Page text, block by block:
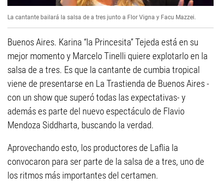
La cantante bailará la salsa de a tres junto a Flor Vigna y Facu Mazzei.
Buenos Aires. Karina “la Princesita” Tejeda está en su
mejor momento y Marcelo Tinelli quiere explotarlo en la
salsa de a tres. Es que la cantante de cumbia tropical
viene de presentarse en La Trastienda de Buenos Aires -
con un show que superó todas las expectativas- y
además es parte del nuevo espectáculo de Flavio
Mendoza Siddharta, buscando la verdad.
Aprovechando esto, los productores de Laflia la
convocaron para ser parte de la salsa de a tres, uno de
los ritmos más importantes del certamen.